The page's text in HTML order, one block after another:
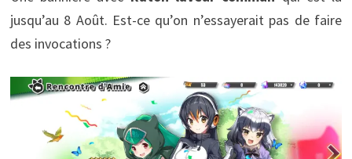
jusqu’au 8 Août. Est-ce qu’on n’essayerait pas de faire
des invocations ?